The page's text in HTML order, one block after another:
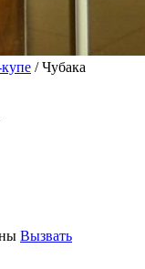
/ Чубака
Вызвать